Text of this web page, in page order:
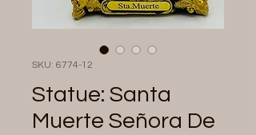
SKU: 6774-12
Statue: Santa
Muerte Señora De